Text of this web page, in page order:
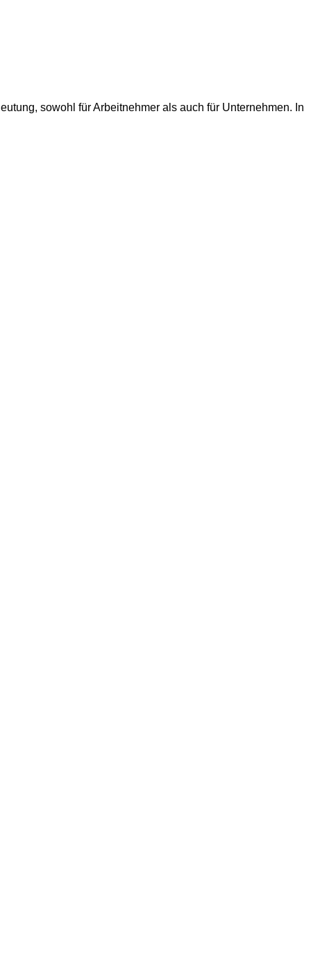
sowohl für Arbeitnehmer als auch für Unternehmen. In